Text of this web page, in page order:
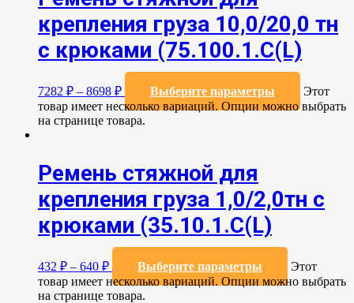
крепления груза 10,0/20,0 тн
с крюками (75.100.1.C(L)
7282 ₽ – 8698 ₽ Выберите параметры
Этот
товар имеет несколько вариаций. Опции можно выбрать
на странице товара.
Ремень стяжной для
крепления груза 1,0/2,0тн с
крюками (35.10.1.С(L)
432 ₽ – 640 ₽ Выберите параметры
Этот
товар имеет несколько вариаций. Опции можно выбрать
на странице товара.